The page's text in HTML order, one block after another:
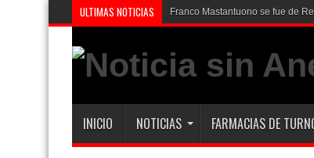
ULTIMAS NOTICIAS Franco Mastantuono se fue de
INICIO NOTICIAS FARMACIAS DE